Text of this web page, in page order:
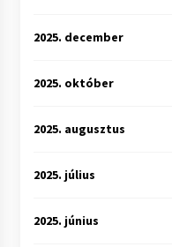
2025. december
2025. október
2025. augusztus
2025. július
2025. június